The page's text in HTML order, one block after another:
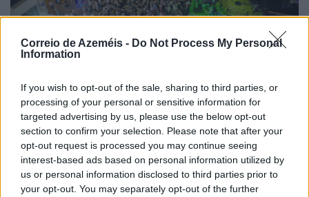
Correio de Azeméis - Do Not Process My Personal
Information
If you wish to opt-out of the sale, sharing to third parties, or
processing of your personal or sensitive information for
targeted advertising by us, please use the below opt-out
section to confirm your selection. Please note that after your
opt-out request is processed you may continue seeing
interest-based ads based on personal information utilized by
us or personal information disclosed to third parties prior to
your opt-out. You may separately opt-out of the further
Noite Branca já soma 44 mil euros
7/08/2026